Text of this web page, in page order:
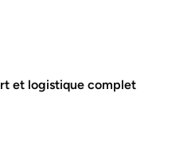
et logistique complet